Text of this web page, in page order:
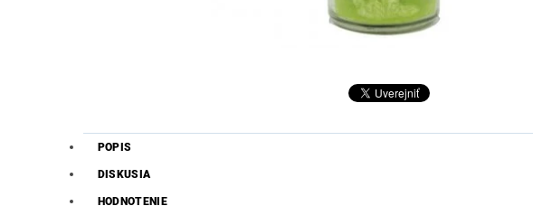
POPIS
DISKUSIA
HODNOTENIE